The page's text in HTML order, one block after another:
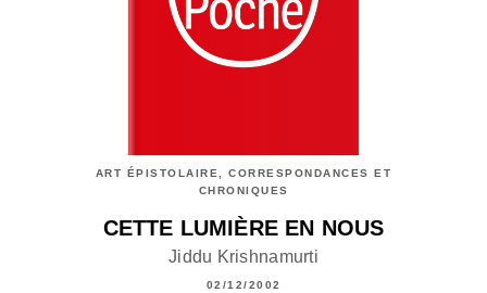
ART ÉPISTOLAIRE, CORRESPONDANCES ET
CHRONIQUES
CETTE LUMIÈRE EN NOUS
Jiddu Krishnamurti
02/12/2002